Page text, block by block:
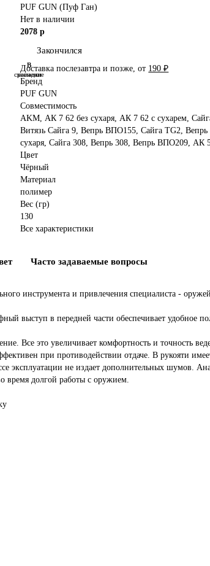
PUF GUN (Пуф Ган)
Нет в наличии
2078 р
Закончился
В
закладки
В
сравнение
Доставка послезавтра и позже, от 190 ₽
Бренд
PUF GUN
Совместимость
AKM, АК 7 62 без сухаря, АК 7 62 с сухарем,
Витязь Сайга 9, Вепрь ВПО155, Сайга TG2,
сухаря, Сайга 308, Вепрь 308, Вепрь ВПО209, АК
Цвет
Чёрный
Материал
полимер
Вес (гр)
130
Все характеристики
Часто задаваемые вопросы
инструмента и привлечения специалиста -
выступ в передней части обеспечивает удобное
Все это увеличивает комфортность и точность
при противодействии отдаче. В рукояти
эксплуатации не издает дополнительных шумов.
время долгой работы с оружием.